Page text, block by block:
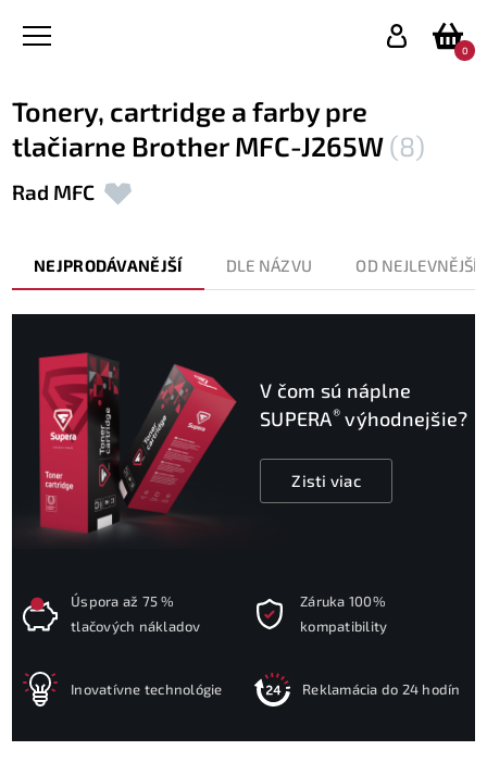
0
Tonery, cartridge a farby pre
tlačiarne Brother MFC-J265W (8)
Rad MFC
NEJPRODÁVANĚJŠÍ DLE NÁZVU OD
V čom sú náplne
SUPERA® výhodnejšie?
Zisti viac
Úspora až 75 %
tlačových nákladov
Záruka 100%
kompatibility
Inovatívne technológie Reklamácia do 24 hodín